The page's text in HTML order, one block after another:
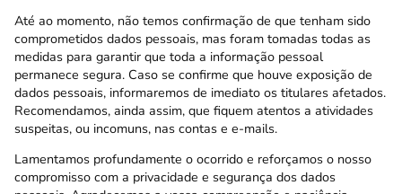
Até ao momento, não temos confirmação de que tenham sido
comprometidos dados pessoais, mas foram tomadas todas as
medidas para garantir que toda a informação pessoal
permanece segura. Caso se confirme que houve exposição de
dados pessoais, informaremos de imediato os titulares afetados.
Recomendamos, ainda assim, que fiquem atentos a atividades
suspeitas, ou incomuns, nas contas e e-mails.
Lamentamos profundamente o ocorrido e reforçamos o nosso
compromisso com a privacidade e segurança dos dados